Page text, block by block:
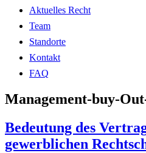
Aktuelles Recht
Team
Standorte
Kontakt
FAQ
Management-buy-
Bedeutung des
gewerblichen